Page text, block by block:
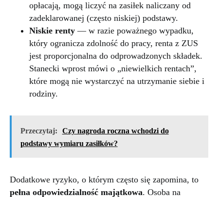
opłacają, mogą liczyć na zasiłek naliczany od
zadeklarowanej (często niskiej) podstawy.
Niskie renty — w razie poważnego wypadku,
który ogranicza zdolność do pracy, renta z ZUS
jest proporcjonalna do odprowadzonych składek.
Stanecki wprost mówi o „niewielkich rentach”,
które mogą nie wystarczyć na utrzymanie siebie i
rodziny.
Przeczytaj:
Czy nagroda roczna wchodzi do
podstawy wymiaru zasiłków?
Dodatkowe ryzyko, o którym często się zapomina, to
pełna odpowiedzialność majątkowa. Osoba na